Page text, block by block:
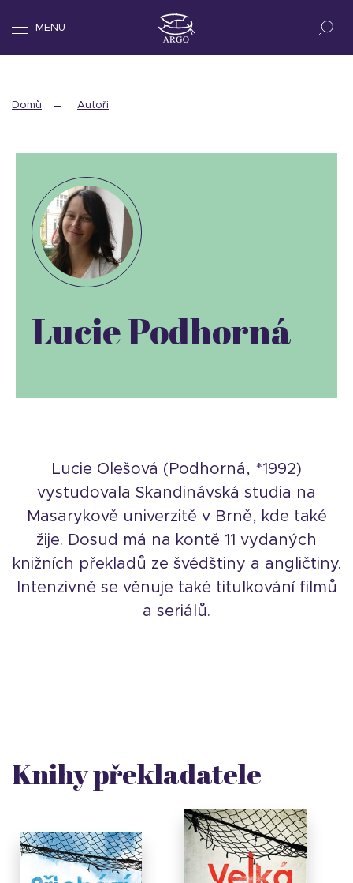
MENU
Domů Autoři
Lucie Podhorná
Lucie Olešová (Podhorná, *1992)
vystudovala Skandinávská studia na
Masarykově univerzitě v Brně, kde také
žije. Dosud má na kontě 11 vydaných
knižních překladů ze švédštiny a angličtiny.
Intenzivně se věnuje také titulkování filmů
a seriálů.
Knihy překladatele